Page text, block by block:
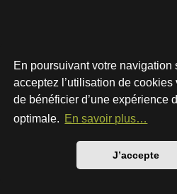
En poursuivant votre navigation
acceptez l’utilisation de cookies
de bénéficier d’une expérience
optimale. En savoir plus…
J’accepte
Développé parphpBB® Forum
Style par
Traduction française